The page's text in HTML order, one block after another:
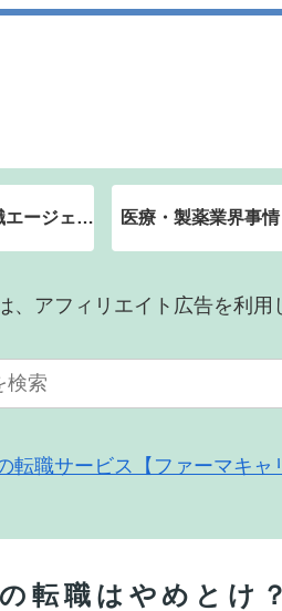
就職・転職エージェント 医療・製薬業界事情
、アフィリエイト広告を利用
転職サービス【ファーマキャ
転職はやめとけ